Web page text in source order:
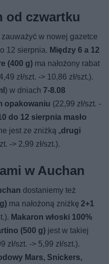
od czwartku
w nowej gazetce
12 sierpnia. Między 6 a 12
(400 g) ma nałożony rabat
zł/szt. -> 10,86 zł/szt.).
) w dniach 7-8.08
opakowaniu (22,99 zł/szt. -
do 12 sierpnia masło
jest ze zniżką „drugi
-> 2,99 zł/szt.).
w Auchan
dostaniemy też
ma nałożoną zniżkę2+1
Makaron włoski 100%
(500 g) jest w takiej
zł/szt. -> 5,99 zł/szt.).
Mars, Snickers,